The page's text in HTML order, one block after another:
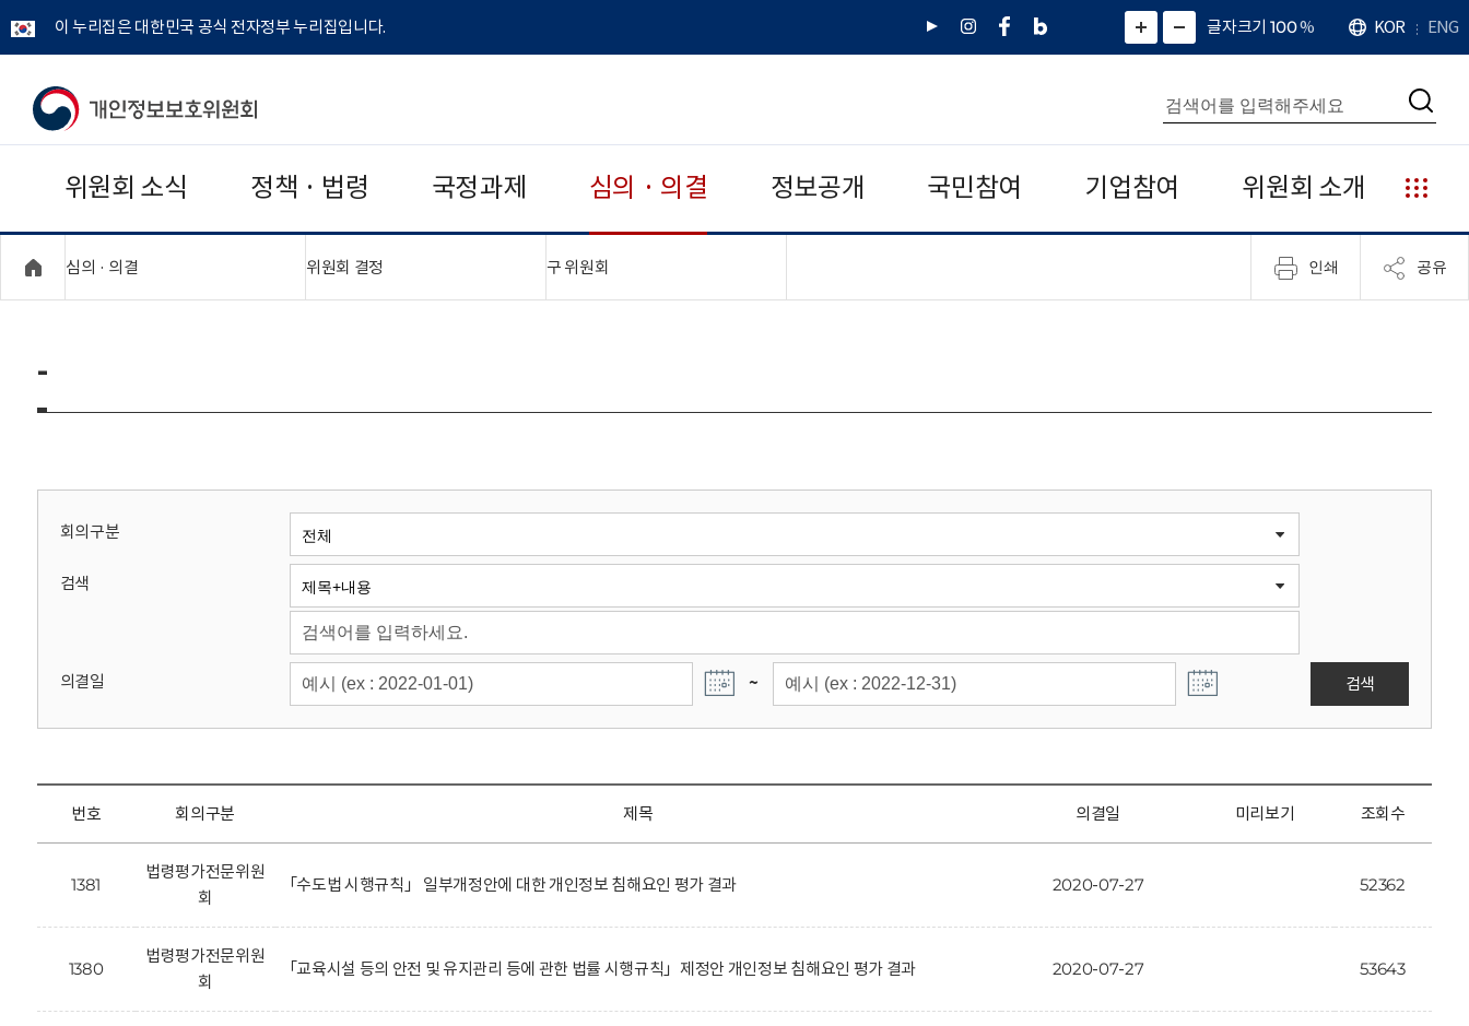
이 누리집은 대한민국 공식 전자정부 누리집입니다.
유
인
페
네
그
)
화
면
면
소
확
대
치
글자크기 100%
언
어
KOR ENG
개
보
보
위
회
통
합
검
색
검
위원회 소식 정책 · 법령 국정과제 심의 · 의결 정보공개 국민참여 기업참여 위원회 소개
누
리
집
안
심의 · 의결 위원회 결정 구 위원회 인쇄 공유
-
회의구분
검색
의결일 ~ 검색
번호 회의구분 제목 의결일 미리보기 조회수
1381
법령평가전문위원
회
「수도법 시행규칙」 일부개정안에 대한 개인정보 침해요인 평가 결과 2020-07-27 52362
1380
법령평가전문위원
회
「교육시설 등의 안전 및 유지관리 등에 관한 법률 시행규칙」제정안 개인정보 침해요인 평가 결과 2020-07-27 53643